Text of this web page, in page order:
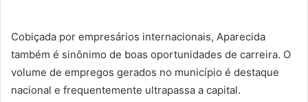
Cobiçada por empresários internacionais, Aparecida
também é sinônimo de boas oportunidades de carreira. O
volume de empregos gerados no município é destaque
nacional e frequentemente ultrapassa a capital.